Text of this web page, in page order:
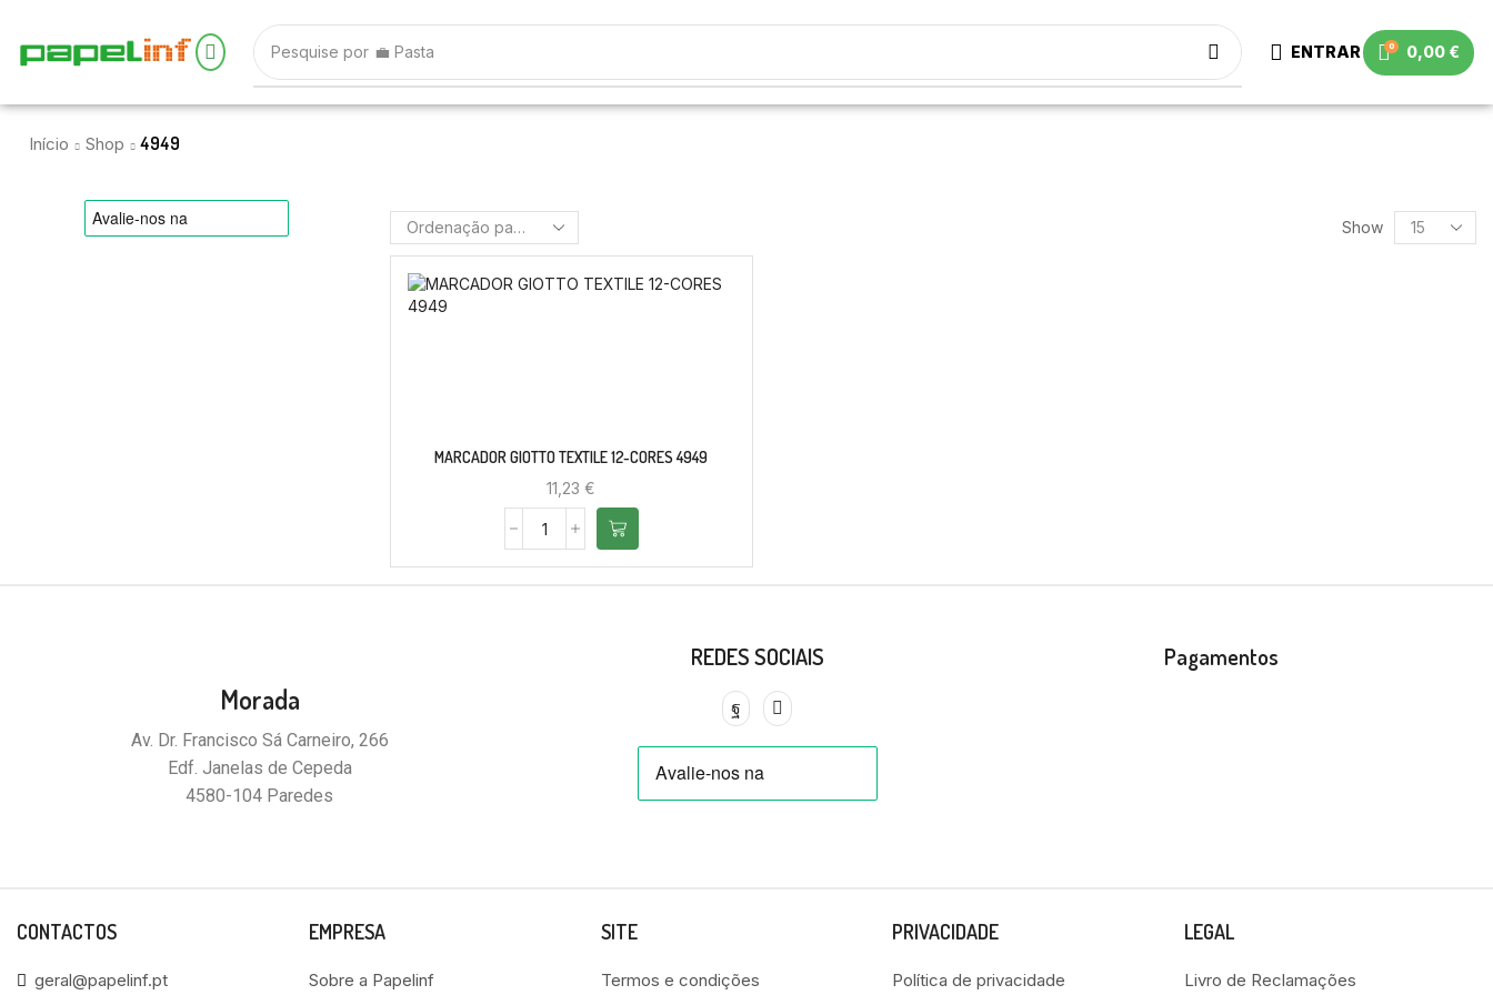
Pesquise por 💼 Pasta ENTRAR 0 0,00 €
Início Shop 4949
Show
MARCADOR GIOTTO TEXTILE 12-CORES 4949
11,23€
Morada
Av. Dr. Francisco Sá Carneiro, 266
Edf. Janelas de Cepeda
4580-104 Paredes
REDES SOCIAIS Pagamentos
CONTACTOS
geral@papelinf.pt
EMPRESA
Sobre a Papelinf
SITE
Termos e condições
PRIVACIDADE
Política de privacidade
LEGAL
Livro de Reclamações